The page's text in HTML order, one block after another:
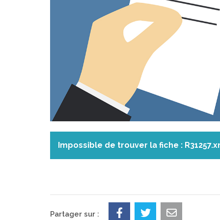
Impossible de trouver la fiche :
Partager sur :